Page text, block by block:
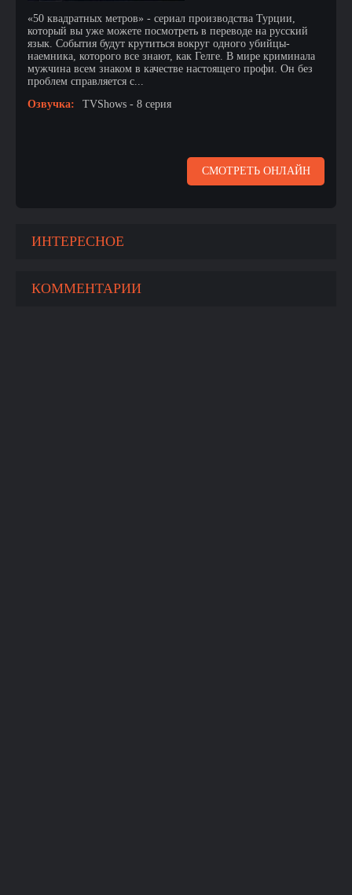
«50 квадратных метров» - сериал производства Турции,
который вы уже можете посмотреть в переводе на русский
язык. События будут крутиться вокруг одного убийцы-
наемника, которого все знают, как Гелге. В мире криминала
мужчина всем знаком в качестве настоящего профи. Он без
проблем справляется с...
Озвучка:
TVShows - 8 серия
СМОТРЕТЬ ОНЛАЙН
ИНТЕРЕСНОЕ
КОММЕНТАРИИ